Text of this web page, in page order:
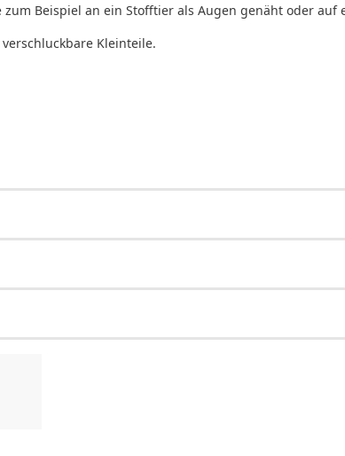
Beispiel an ein Stofftier als Augen genäht oder auf
Kleinteile.